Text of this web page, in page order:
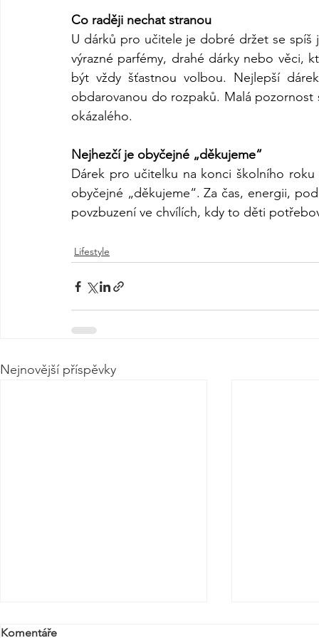
Co raději nechat stranou
U dárků pro učitele je dobré držet se spíš
výrazné parfémy, drahé dárky nebo věci,
být vždy šťastnou volbou. Nejlepší
obdarovanou do rozpaků. Malá pozornost
okázalého.
Nejhezčí je obyčejné „děkujeme“
Dárek pro učitelku na konci školního
obyčejné „děkujeme“. Za čas, energii,
povzbuzení ve chvílích, kdy to děti
Lifestyle
Nejnovější příspěvky
Komentáře